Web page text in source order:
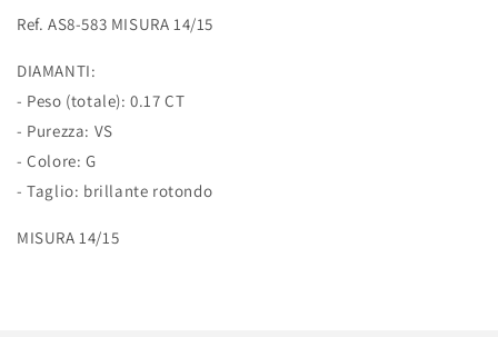
Ref. AS8-583 MISURA 14/15
DIAMANTI:
- Peso (totale): 0.17 CT
- Purezza: VS
- Colore: G
- Taglio: brillante rotondo
MISURA 14/15